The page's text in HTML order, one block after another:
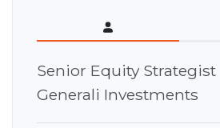
Senior Equity Strategist
Generali Investments